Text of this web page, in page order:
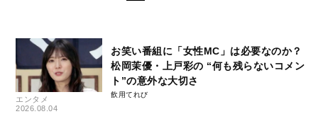
エンタメ
2026.08.04
お笑い番組に「女性MC」は必要なのか？
松岡茉優・上戸彩の “何も残らないコメン
ト”の意外な大切さ
飲用てれび